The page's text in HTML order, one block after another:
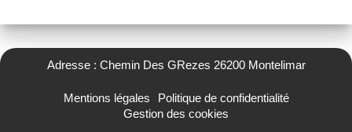
Adresse : Chemin Des GRezes 26200 Montelimar
Mentions légales
Politique de confidentialité
Gestion des cookies